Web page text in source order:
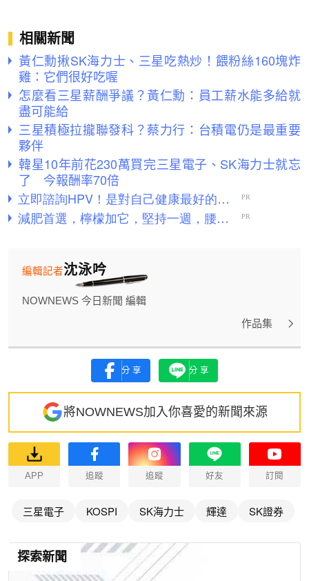
相關新聞
黃仁勳揪SK海力士、三星吃熱炒！餵粉絲160塊炸
雞：它們很好吃喔
怎麼看三星薪酬爭議？黃仁勳：員工薪水能多給就
盡可能給
三星積極拉攏聯發科？蔡力行：台積電仍是最重要
夥伴
韓星10年前花230萬買完三星電子、SK海力士就忘
了 今報酬率70倍
沈泳吟
編輯記者
NOWNEWS 今日新聞 編輯
作品集
分享 分享
將NOWNEWS加入你喜愛的新聞來源
APP 追蹤 追蹤 好友 訂閱
三星電子 KOSPI SK海力士 輝達 SK證券
探索新聞